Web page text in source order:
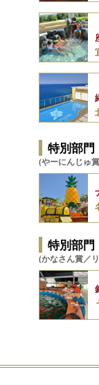
特別部門
(やーにんじゅ
特別部門
(かなさん賞／